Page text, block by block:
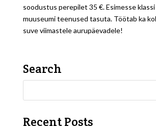
soodustus perepilet 35 €. Esimesse
muuseumi teenused tasuta. Töötab ka
suve viimastele aurupäevadele!
Search
Recent Posts